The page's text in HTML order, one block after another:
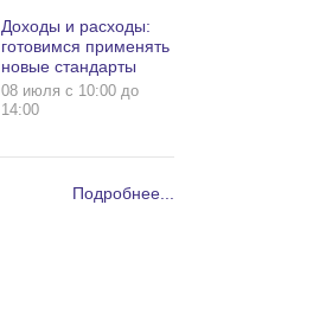
Доходы и расходы:
готовимся применять
новые стандарты
08 июля c 10:00 до
14:00
Подробнее...